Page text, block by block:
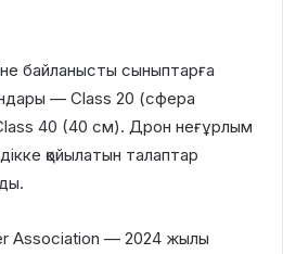
байланысты сыныптарға
— Class 20 (сфера
40 (40 см). Дрон неғұрлым
қойылатын талаптар
Association — 2024 жылы